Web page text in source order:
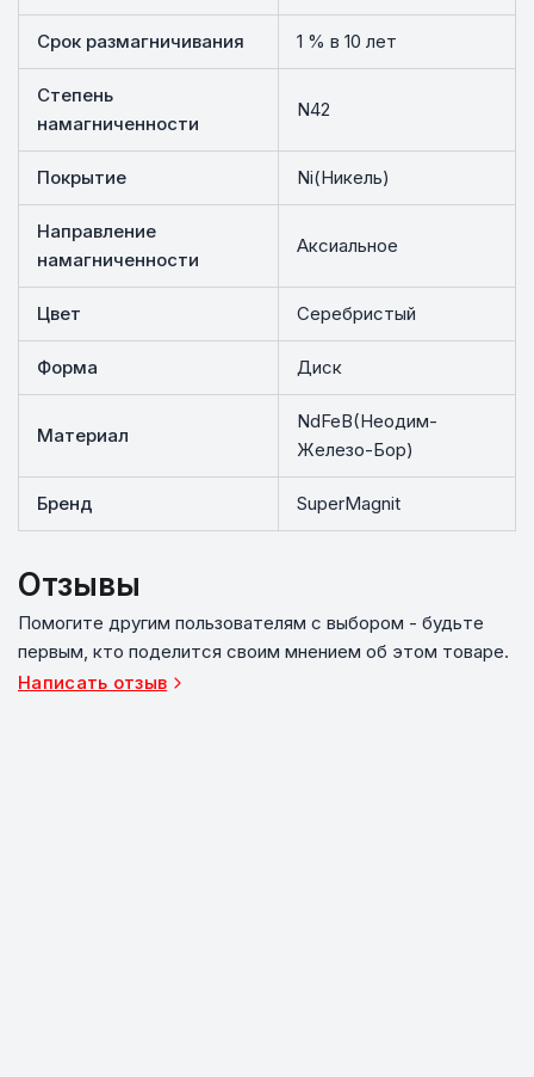
Срок размагничивания 1 % в 10 лет
Степень
намагниченности
N42
Покрытие Ni(Никель)
Направление
намагниченности
Аксиальное
Цвет Серебристый
Форма Диск
Материал
NdFeB(Неодим-
Железо-Бор)
Бренд SuperMagnit
Отзывы
Помогите другим пользователям с выбором - будьте
первым, кто поделится своим мнением об этом товаре.
Написать отзыв